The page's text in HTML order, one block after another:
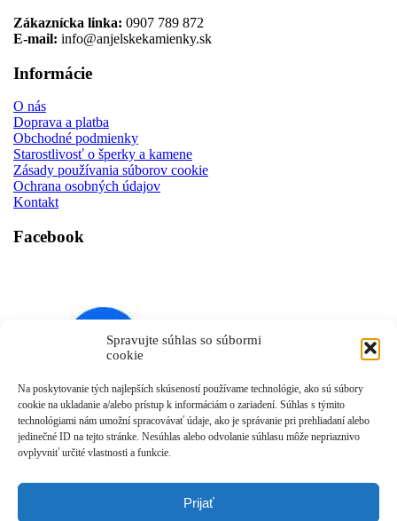
Spravujte súhlas so súbormi
cookie
Na poskytovanie tých najlepších skúseností používame technológie, ako sú súbory
cookie na ukladanie a/alebo prístup k informáciám o zariadení. Súhlas s týmito
technológiami nám umožní spracovávať údaje, ako je správanie pri prehliadaní alebo
jedinečné ID na tejto stránke. Nesúhlas alebo odvolanie súhlasu môže nepriaznivo
ovplyvniť určité vlastnosti a funkcie.
Prijať
Zákaznícka linka: 0907 789 872
E-mail: info@anjelskekamienky.sk
Informácie
O nás
Doprava a platba
Obchodné podmienky
Starostlivosť o šperky a kamene
Zásady používania súborov cookie
Ochrana osobných údajov
Kontakt
Facebook
Kliknutím prijmete súbory cookie marketing a povolíte
tento obsah